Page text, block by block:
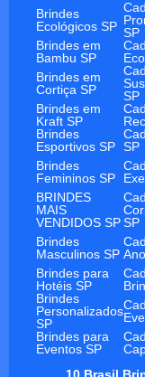
Brindes
Ecológicos SP SP
Brindes em
Bambu SP
Brindes em
Cortiça SP
SP
Brindes em
Kraft SP
Brindes
Esportivos SP SP
Brindes
Femininos SP
BRINDES
MAIS
VENDIDOS SPSP
Brindes
Masculinos SP
Brindes para
Hotéis SP
Brindes
Personalizados
SP
Brindes para
Eventos SP